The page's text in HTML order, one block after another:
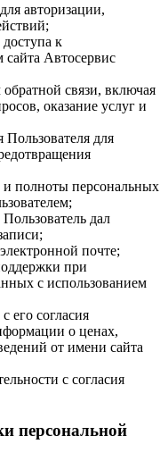
авторизации,
к
Автосервис
связи, включая
оказание услуг и
Пользователя для
и полноты персональных
дал
почте;
при
с использованием
его согласия
о ценах,
от имени сайта
с согласия
персональной